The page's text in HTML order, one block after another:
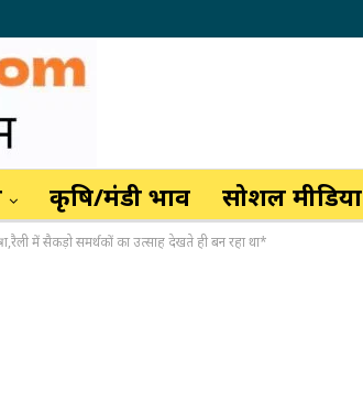
कृषि/मंडी भाव सोशल मीडिया
में सैकड़ो समर्थकों का उत्साह देखते ही बन रहा था*